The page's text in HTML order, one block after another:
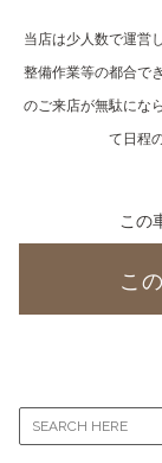
当店は少人数で運営
整備作業等の都合で
のご来店が無駄にな
て日程
この
こ